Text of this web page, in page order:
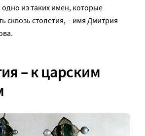
из таких имен, которые
сквозь столетия, – имя Дмитрия
– к царским